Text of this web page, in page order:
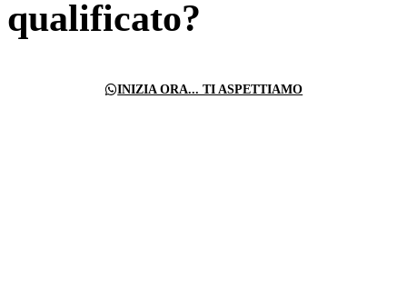
qualificato?
INIZIA ORA... TI ASPETTIAMO